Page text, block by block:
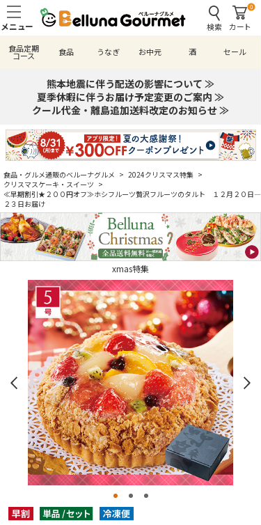
検索
0
カート
食品定期
コース 食品 うなぎ お中元 酒 セール
熊本地震に伴う配送の影響について ≫
夏季休暇に伴うお届け予定変更のご案内 ≫
クール代金・離島追加送料改定のお知らせ ≫
食品・グルメ通販のベルーナグルメ > 2024クリスマス特集 >
クリスマスケーキ・スイーツ >
≪早期割引★２００円オフ≫ホシフルーツ贅沢フルーツのタルト １２月２０日―
２３日お届け
xmas特集